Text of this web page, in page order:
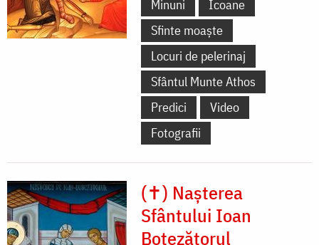
Minuni
Icoane
Sfinte moaște
Locuri de pelerinaj
Sfântul Munte Athos
Predici
Video
Fotografii
(✝) Nașterea
Sfântului Ioan
Botezătorul